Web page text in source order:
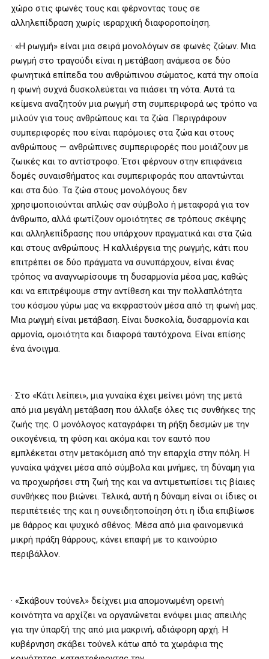
χώρο στις φωνές τους και φέρνοντας τους σε
αλληλεπίδραση χωρίς ιεραρχική διαφοροποίηση.
· «Η ρωγμή» είναι μια σειρά μονολόγων σε φωνές ζώων. Μια
ρωγμή στο τραγούδι είναι η μετάβαση ανάμεσα σε δύο
φωνητικά επίπεδα του ανθρώπινου σώματος, κατά την οποία
η φωνή συχνά δυσκολεύεται να πιάσει τη νότα. Αυτά τα
κείμενα αναζητούν μια ρωγμή στη συμπεριφορά ως τρόπο να
μιλούν για τους ανθρώπους και τα ζώα. Περιγράφουν
συμπεριφορές που είναι παρόμοιες στα ζώα και στους
ανθρώπους — ανθρώπινες συμπεριφορές που μοιάζουν με
ζωικές και το αντίστροφο. Έτσι φέρνουν στην επιφάνεια
δομές συναισθήματος και συμπεριφοράς που απαντώνται
και στα δύο. Τα ζώα στους μονολόγους δεν
χρησιμοποιούνται απλώς σαν σύμβολο ή μεταφορά για τον
άνθρωπο, αλλά φωτίζουν ομοιότητες σε τρόπους σκέψης
και αλληλεπίδρασης που υπάρχουν πραγματικά και στα ζώα
και στους ανθρώπους. Η καλλιέργεια της ρωγμής, κάτι που
επιτρέπει σε δύο πράγματα να συνυπάρχουν, είναι ένας
τρόπος να αναγνωρίσουμε τη δυσαρμονία μέσα μας, καθώς
και να επιτρέψουμε στην αντίθεση και την πολλαπλότητα
του κόσμου γύρω μας να εκφραστούν μέσα από τη φωνή μας.
Μια ρωγμή είναι μετάβαση. Είναι δυσκολία, δυσαρμονία και
αρμονία, ομοιότητα και διαφορά ταυτόχρονα. Είναι επίσης
ένα άνοιγμα.
· Στο «Κάτι λείπει», μια γυναίκα έχει μείνει μόνη της μετά
από μια μεγάλη μετάβαση που άλλαξε όλες τις συνθήκες της
ζωής της. Ο μονόλογος καταγράφει τη ρήξη δεσμών με την
οικογένεια, τη φύση και ακόμα και τον εαυτό που
εμπλέκεται στην μετακόμιση από την επαρχία στην πόλη. Η
γυναίκα ψάχνει μέσα από σύμβολα και μνήμες, τη δύναμη για
να προχωρήσει στη ζωή της και να αντιμετωπίσει τις βίαιες
συνθήκες που βιώνει. Τελικά, αυτή η δύναμη είναι οι ίδιες οι
περιπέτειές της και η συνειδητοποίηση ότι η ίδια επιβίωσε
με θάρρος και ψυχικό σθένος. Mέσα από μια φαινομενικά
μικρή πράξη θάρρους, κάνει επαφή με το καινούριο
περιβάλλον.
· «Σκάβουν τούνελ» δείχνει μια απομονωμένη ορεινή
κοινότητα να αρχίζει να οργανώνεται ενόψει μιας απειλής
για την ύπαρξή της από μια μακρινή, αδιάφορη αρχή. Η
κυβέρνηση σκάβει τούνελ κάτω από τα χωράφια της